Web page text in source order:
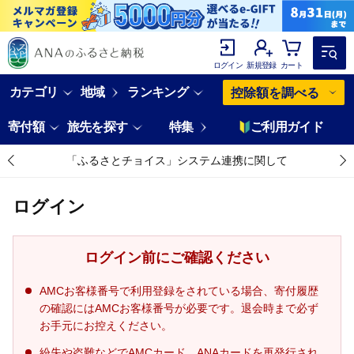
ログイン 新規登録 カート
カテゴリ 地域 ランキング 控除額を調べる
寄付額 旅先を探す 特集 ご利用ガイド
「ふるさとチョイス」システム連携に関して
ログイン
ログイン前にご確認ください
AMCお客様番号で利用登録をされている場合、寄付履歴
の確認にはAMCお客様番号が必要です。退会時まで必ず
お手元にお控えください。